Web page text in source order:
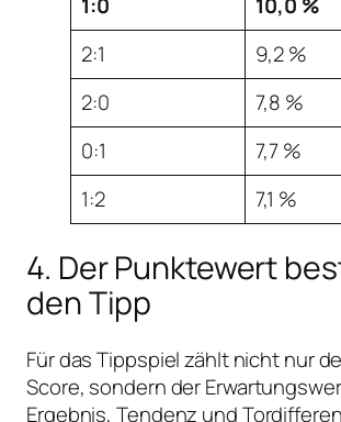
2:1
9,2 %
2:0
7,8 %
0:1
7,7 %
1:2
7,1 %
4. Der Punktewert
den Tipp
Für das Tippspiel zählt nicht nur
Score, sondern der
Ergebnis, Tendenz und